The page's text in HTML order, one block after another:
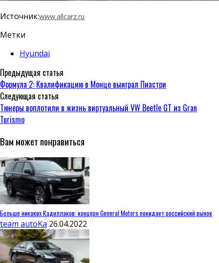
Источник:www.allcarz.ru
Метки
Hyundai
Предыдущая статья
Формула 2: Квалификацию в Монце выиграл Пиастри
Следующая статья
Тюнеры воплотили в жизнь виртуальный VW Beetle GT из Gran
Turismo
Вам может понравиться
Больше никаких Кадиллаков: концерн General Motors покидает российский рынок
team autoKa 26.04.2022